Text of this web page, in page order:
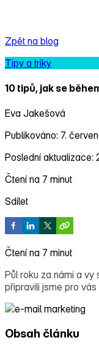
Zpět na blog
Tipy a triky
10 tipů, jak se
Eva Jakešová
Publikováno: 7.
Poslední aktualizace:
Čtení na 7 minut
Sdílet
Čtení na 7 minut
Půl roku za námi a
připravili jsme pro vás
Obsah článku